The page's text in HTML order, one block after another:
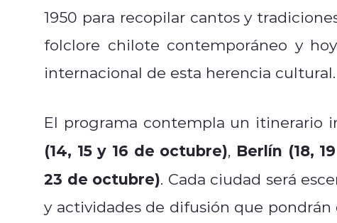
1950 para recopilar cantos y
folclore chilote contemporáneo y
internacional de esta herencia cultural.
El programa contempla un itinerario
(14, 15 y 16 de octubre), Berlín (18,
23 de octubre). Cada ciudad será
y actividades de difusión que